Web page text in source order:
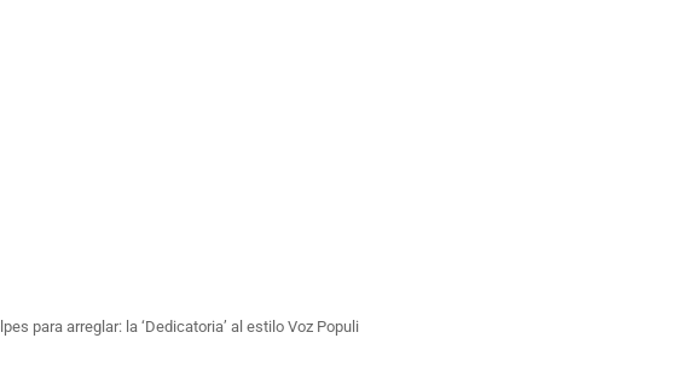
para arreglar: la ‘Dedicatoria’ al estilo Voz Populi